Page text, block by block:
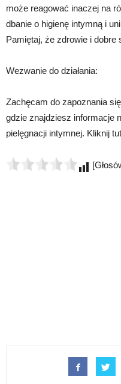
może reagować inaczej na
dbanie o higienę intymną i
Pamiętaj, że zdrowie i
Wezwanie do działania:
Zachęcam do zapoznania
gdzie znajdziesz informacje
pielęgnacji intymnej. Kliknij